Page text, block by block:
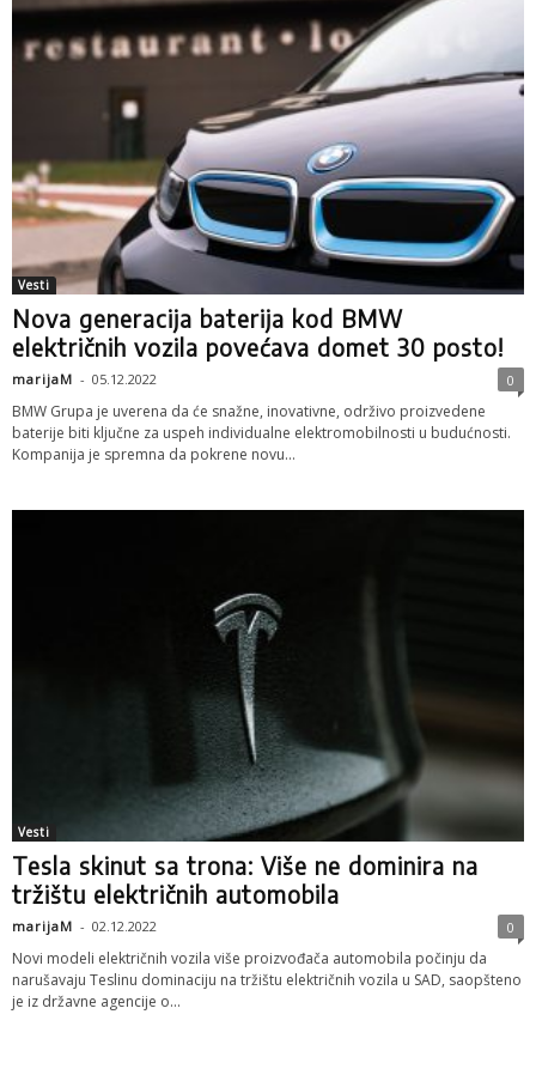
Vesti
Nova generacija baterija kod BMW
električnih vozila povećava domet 30 posto!
marijaM - 05.12.2022 0
BMW Grupa je uverena da će snažne, inovativne, održivo proizvedene
baterije biti ključne za uspeh individualne elektromobilnosti u budućnosti.
Kompanija je spremna da pokrene novu...
Vesti
Tesla skinut sa trona: Više ne dominira na
tržištu električnih automobila
marijaM - 02.12.2022 0
Novi modeli električnih vozila više proizvođača automobila počinju da
narušavaju Teslinu dominaciju na tržištu električnih vozila u SAD, saopšteno
je iz državne agencije o...